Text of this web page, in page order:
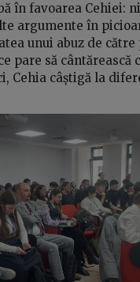
în favoarea Cehiei:
argumente în
unui abuz de
pare să cântărească
Cehia câștigă la